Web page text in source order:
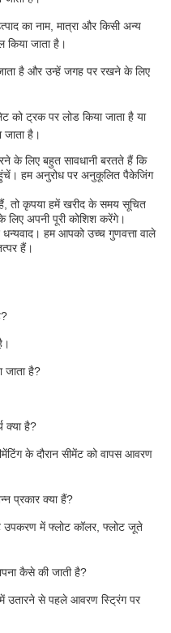
का नाम, मात्रा और किसी अन्य
जाता है।
है और उन्हें जगह पर रखने के लिए
ट्रक पर लोड किया जाता है या
जाता है।
के लिए बहुत सावधानी बरतते हैं कि
हम अनुरोध पर अनुकूलित पैकेजिंग
हैं, तो कृपया हमें खरीद के समय सूचित
अपनी पूरी कोशिश करेंगे।
हम आपको उच्च गुणवत्ता वाले
हैं।
जाता है?
क्या है?
के दौरान सीमेंट को वापस आवरण
प्रकार क्या हैं?
उपकरण में फ्लोट कॉलर, फ्लोट जूते
कैसे की जाती है?
उतारने से पहले आवरण स्ट्रिंग पर